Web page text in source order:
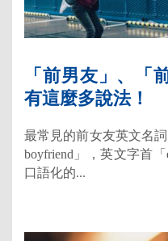
「前男友」、「
有這麼多說法！
最常見的前女友英文名
boyfriend」，英文字首
口語化的...